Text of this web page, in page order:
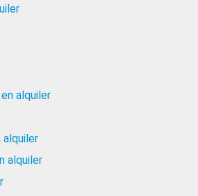
alquiler
alquiler
alquiler